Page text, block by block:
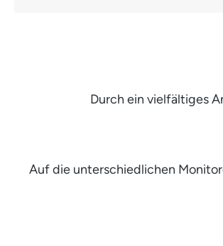
Durch ein vielfältiges
Auf die unterschiedlichen